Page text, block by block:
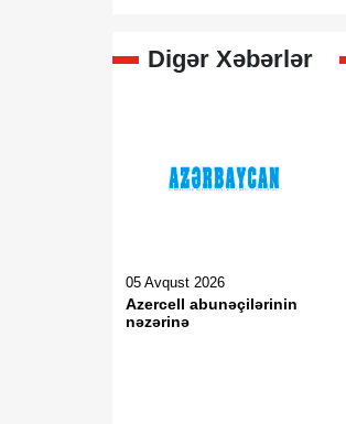
Digər Xəbərlər
05 Avqust 2026
Azercell abunəçilərinin
nəzərinə